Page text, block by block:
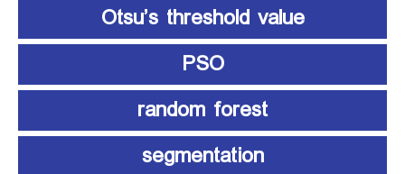
Otsu’s threshold value
PSO
random forest
segmentation